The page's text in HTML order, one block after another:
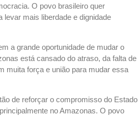
O povo brasileiro quer
levar mais liberdade e dignidade
a grande oportunidade de mudar o
está cansado do atraso, da falta de
muita força e união para mudar essa
de reforçar o compromisso do Estado
no Amazonas. O povo